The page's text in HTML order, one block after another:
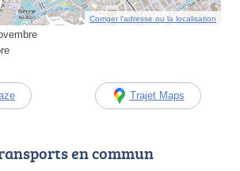
Corriger l’adresse ou la localisation
Trajet Maps
en commun